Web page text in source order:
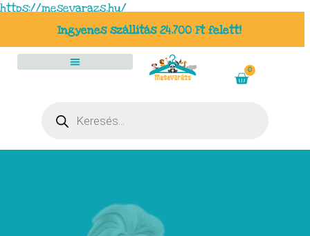
https://mesevarazs.hu/
Ingyenes szállítás 24.700 Ft felett!
0